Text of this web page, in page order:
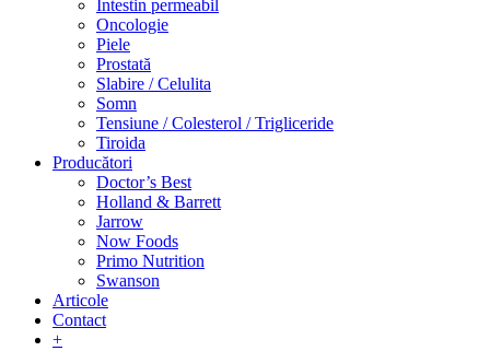
Intestin permeabil
Oncologie
Piele
Prostată
Slabire / Celulita
Somn
Tensiune / Colesterol / Trigliceride
Tiroida
Producători
Doctor’s Best
Holland & Barrett
Jarrow
Now Foods
Primo Nutrition
Swanson
Articole
Contact
+